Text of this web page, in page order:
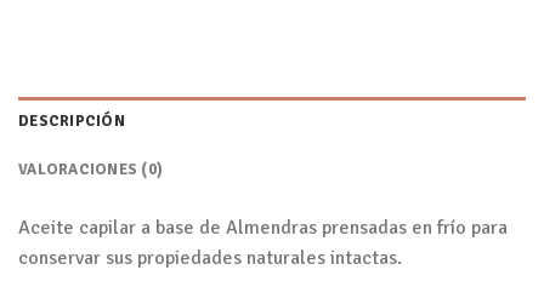
DESCRIPCIÓN
VALORACIONES (0)
Aceite capilar a base de Almendras prensadas en frío para
conservar sus propiedades naturales intactas.